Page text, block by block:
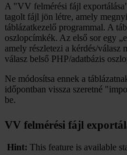
A "VV felmérési fájl
tagolt fájl jön létre, amely
táblázatkezelő programmal. A
oszlopcímkék. Az első sor egy
amely részletezi a kérdés/válasz
válasz belső PHP/adatbázis
Ne módosítsa ennek a
időpontban vissza szeretné
be.
VV felmérési fájl
Hint: This feature is available